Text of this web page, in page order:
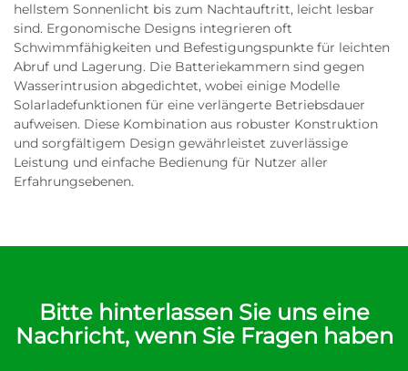
hellstem Sonnenlicht bis zum Nachtauftritt, leicht lesbar
sind. Ergonomische Designs integrieren oft
Schwimmfähigkeiten und Befestigungspunkte für leichten
Abruf und Lagerung. Die Batteriekammern sind gegen
Wasserintrusion abgedichtet, wobei einige Modelle
Solarladefunktionen für eine verlängerte Betriebsdauer
aufweisen. Diese Kombination aus robuster Konstruktion
und sorgfältigem Design gewährleistet zuverlässige
Leistung und einfache Bedienung für Nutzer aller
Erfahrungsebenen.
Bitte hinterlassen Sie uns eine
Nachricht, wenn Sie Fragen haben